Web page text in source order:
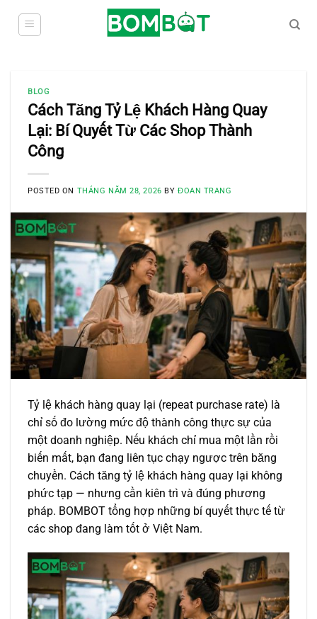
BLOG
Cách Tăng Tỷ Lệ Khách Hàng Quay
Lại: Bí Quyết Từ Các Shop Thành
Công
POSTED ON THÁNG NĂM 28, 2026 BY ĐOAN TRANG
Tỷ lệ khách hàng quay lại (repeat purchase rate) là
chỉ số đo lường mức độ thành công thực sự của
một doanh nghiệp. Nếu khách chỉ mua một lần rồi
biến mất, bạn đang liên tục chạy ngược trên băng
chuyền. Cách tăng tỷ lệ khách hàng quay lại không
phức tạp — nhưng cần kiên trì và đúng phương
pháp. BOMBOT tổng hợp những bí quyết thực tế từ
các shop đang làm tốt ở Việt Nam.